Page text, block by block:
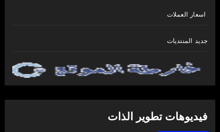
اسعار العملات
جديد المنتديات
فيديوهات تطوير الذات